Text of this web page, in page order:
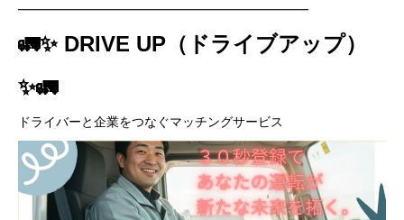
━━━━━━━━━━━━━━━━━━━━━━━
🚛✨ DRIVE UP（ドライブアップ）
✨🚛
ドライバーと企業をつなぐマッチングサービス